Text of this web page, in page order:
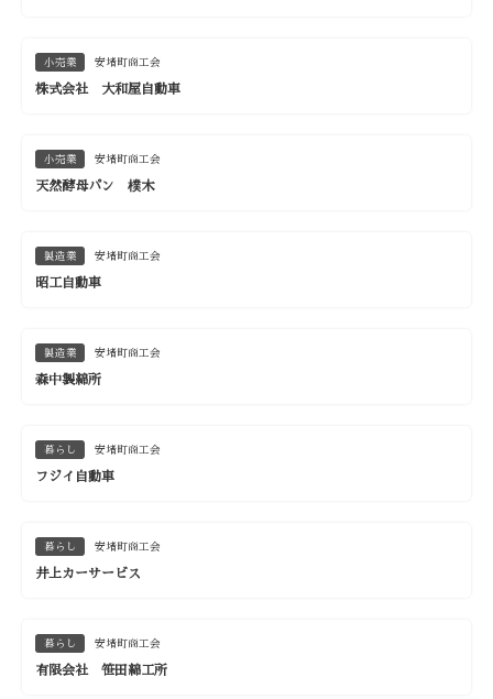
小売業 安堵町商工会
株式会社 大和屋自動車
小売業 安堵町商工会
天然酵母パン 樸木
製造業 安堵町商工会
昭工自動車
製造業 安堵町商工会
森中製綿所
暮らし 安堵町商工会
フジイ自動車
暮らし 安堵町商工会
井上カーサービス
暮らし 安堵町商工会
有限会社 笹田綿工所